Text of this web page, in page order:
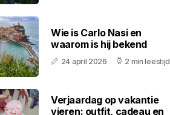
Wie is Carlo Nasi en
waarom is hij bekend
24 april 2026 2 min leestijd
Verjaardag op vakantie
vieren: outfit, cadeau en